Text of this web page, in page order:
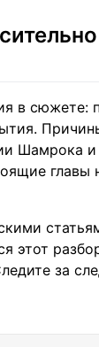
в сюжете:
Шамрока
главы
этот
за